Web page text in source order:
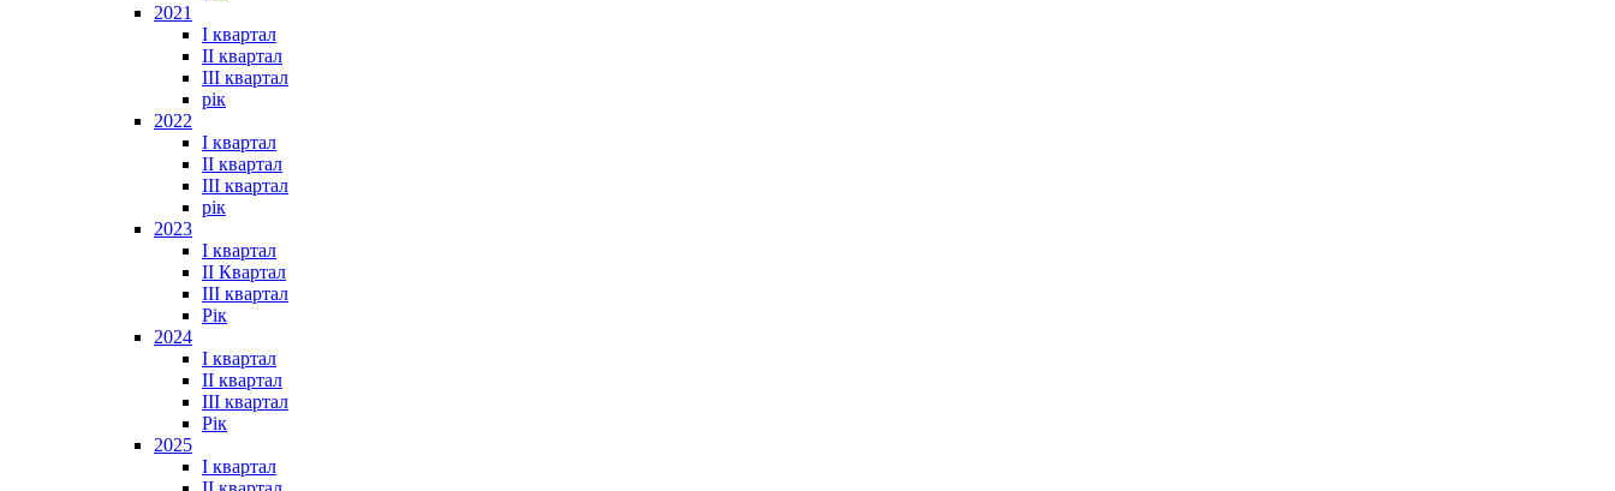
2021
I квартал
II квартал
III квартал
рік
2022
I квартал
II квартал
ІІІ квартал
рік
2023
І квартал
ІІ Квартал
III квартал
Рік
2024
I квартал
II квартал
III квартал
Рік
2025
I квартал